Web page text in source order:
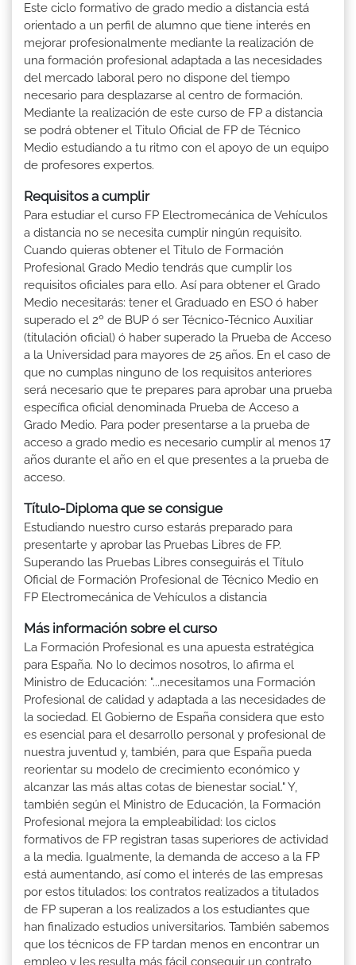
Este ciclo formativo de grado medio a distancia está
orientado a un perfil de alumno que tiene interés en
mejorar profesionalmente mediante la realización de
una formación profesional adaptada a las necesidades
del mercado laboral pero no dispone del tiempo
necesario para desplazarse al centro de formación.
Mediante la realización de este curso de FP a distancia
se podrá obtener el Titulo Oficial de FP de Técnico
Medio estudiando a tu ritmo con el apoyo de un equipo
de profesores expertos.
Requisitos a cumplir
Para estudiar el curso FP Electromecánica de Vehículos
a distancia no se necesita cumplir ningún requisito.
Cuando quieras obtener el Titulo de Formación
Profesional Grado Medio tendrás que cumplir los
requisitos oficiales para ello. Así para obtener el Grado
Medio necesitarás: tener el Graduado en ESO ó haber
superado el 2º de BUP ó ser Técnico-Técnico Auxiliar
(titulación oficial) ó haber superado la Prueba de Acceso
a la Universidad para mayores de 25 años. En el caso de
que no cumplas ninguno de los requisitos anteriores
será necesario que te prepares para aprobar una prueba
específica oficial denominada Prueba de Acceso a
Grado Medio. Para poder presentarse a la prueba de
acceso a grado medio es necesario cumplir al menos 17
años durante el año en el que presentes a la prueba de
acceso.
Título-Diploma que se consigue
Estudiando nuestro curso estarás preparado para
presentarte y aprobar las Pruebas Libres de FP.
Superando las Pruebas Libres conseguirás el Título
Oficial de Formación Profesional de Técnico Medio en
FP Electromecánica de Vehículos a distancia
Más información sobre el curso
La Formación Profesional es una apuesta estratégica
para España. No lo decimos nosotros, lo afirma el
Ministro de Educación: "...necesitamos una Formación
Profesional de calidad y adaptada a las necesidades de
la sociedad. El Gobierno de España considera que esto
es esencial para el desarrollo personal y profesional de
nuestra juventud y, también, para que España pueda
reorientar su modelo de crecimiento económico y
alcanzar las más altas cotas de bienestar social." Y,
también según el Ministro de Educación, la Formación
Profesional mejora la empleabilidad: los ciclos
formativos de FP registran tasas superiores de actividad
a la media. Igualmente, la demanda de acceso a la FP
está aumentando, así como el interés de las empresas
por estos titulados: los contratos realizados a titulados
de FP superan a los realizados a los estudiantes que
han finalizado estudios universitarios. También sabemos
que los técnicos de FP tardan menos en encontrar un